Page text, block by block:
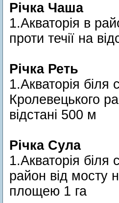
Річка Чаша
1.Акваторія в
проти течії на
Річка Реть
1.Акваторія біля
Кролевецького
відстані 500 м
Річка Сула
1.Акваторія
район від мосту
площею 1 га